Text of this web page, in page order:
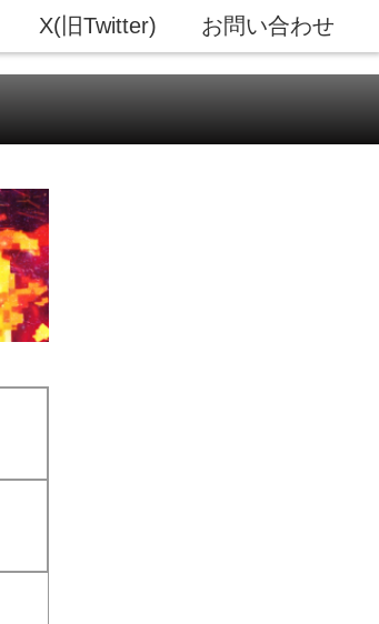
X(旧Twitter) お問い合わせ